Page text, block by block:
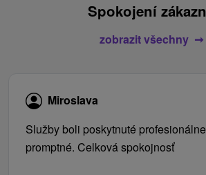
Spokojení
zobrazit všechny
Miroslava
Služby boli poskytnuté
promptné. Celková spokojnosť